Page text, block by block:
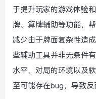
于提升玩家的游戏体验
牌、算牌辅助等功能，
减少由于牌面复杂性造
些辅助工具并非无条件
水平、对局的环境以及
至可能存在bug，导致反